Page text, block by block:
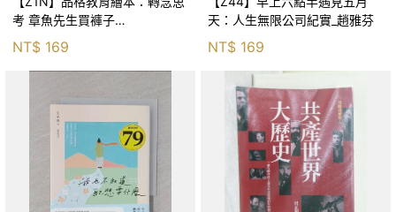
考 章魚先生買褲子
(Octopants)_蘇西‧西尼爾, 黃筱
茵
NT$ 169
天：人生無限公司紀實_趙雅芬
NT$ 169